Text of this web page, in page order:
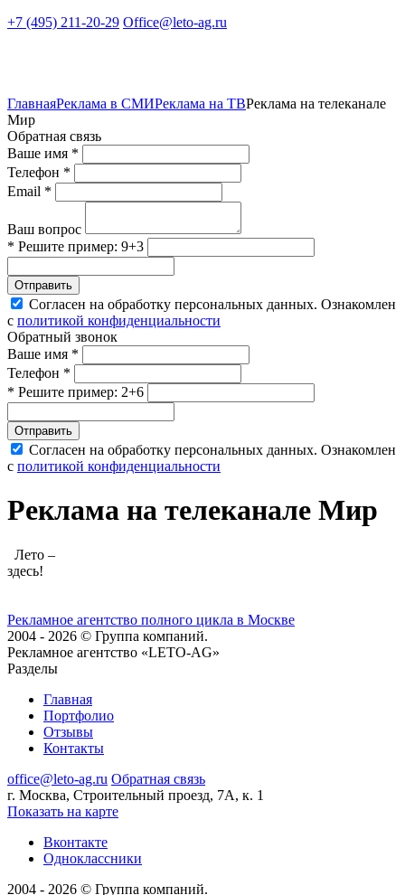
+7 (495) 211-20-29 Office@leto-ag.ru
ГлавнаяРеклама в СМИРеклама на ТВРеклама на телеканале
Мир
Обратная связь
Ваше имя *
Телефон *
Email *
Ваш вопрос
* Решите пример: 9+3
Отправить
Согласен на обработку персональных данных. Ознакомлен
с политикой конфиденциальности
Обратный звонок
Ваше имя *
Телефон *
* Решите пример: 2+6
Отправить
Согласен на обработку персональных данных. Ознакомлен
с политикой конфиденциальности
Реклама на телеканале Мир
Лето –
здесь!
Рекламное агентство полного цикла в Москве
2004 - 2026 © Группа компаний.
Рекламное агентство «LETO-AG»
Разделы
Главная
Портфолио
Отзывы
Контакты
office@leto-ag.ru Обратная связь
г. Москва, Строительный проезд, 7А, к. 1
Показать на карте
Вконтакте
Одноклассники
2004 - 2026 © Группа компаний.